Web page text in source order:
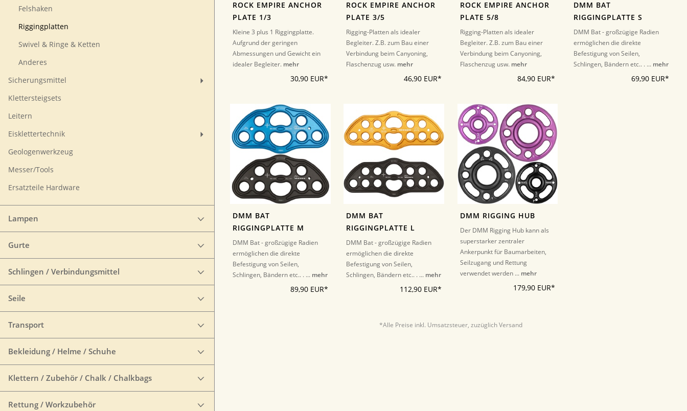
Felshaken
Riggingplatten
Swivel & Ringe & Ketten
Anderes
Sicherungsmittel
Klettersteigsets
Leitern
Eisklettertechnik
Geologenwerkzeug
Messer/Tools
Ersatzteile Hardware
Lampen
Gurte
Schlingen / Verbindungsmittel
Seile
Transport
Bekleidung / Helme / Schuhe
Klettern / Zubehör / Chalk / Chalkbags
Rettung / Workzubehör
ROCK EMPIRE ANCHOR
PLATE 1/3
Kleine 3 plus 1 Riggingplatte.
Aufgrund der geringen
Abmessungen und Gewicht ein
idealer Begleiter. mehr
30,90 EUR*
ROCK EMPIRE ANCHOR
PLATE 3/5
Rigging-Platten als idealer
Begleiter. Z.B. zum Bau einer
Verbindung beim Canyoning,
Flaschenzug usw. mehr
46,90 EUR*
ROCK EMPIRE ANCHOR
PLATE 5/8
Rigging-Platten als idealer
Begleiter. Z.B. zum Bau einer
Verbindung beim Canyoning,
Flaschenzug usw. mehr
84,90 EUR*
DMM BAT
RIGGINGPLATTE S
DMM Bat - großzügige Radien
ermöglichen die direkte
Befestigung von Seilen,
Schlingen, Bändern etc.. . ... mehr
69,90 EUR*
DMM BAT
RIGGINGPLATTE M
DMM Bat - großzügige Radien
ermöglichen die direkte
Befestigung von Seilen,
Schlingen, Bändern etc.. . ... mehr
89,90 EUR*
DMM BAT
RIGGINGPLATTE L
DMM Bat - großzügige Radien
ermöglichen die direkte
Befestigung von Seilen,
Schlingen, Bändern etc.. . ... mehr
112,90 EUR*
DMM RIGGING HUB
Der DMM Rigging Hub kann als
superstarker zentraler
Ankerpunkt für Baumarbeiten,
Seilzugang und Rettung
verwendet werden ... mehr
179,90 EUR*
*Alle Preise inkl. Umsatzsteuer, zuzüglich Versand